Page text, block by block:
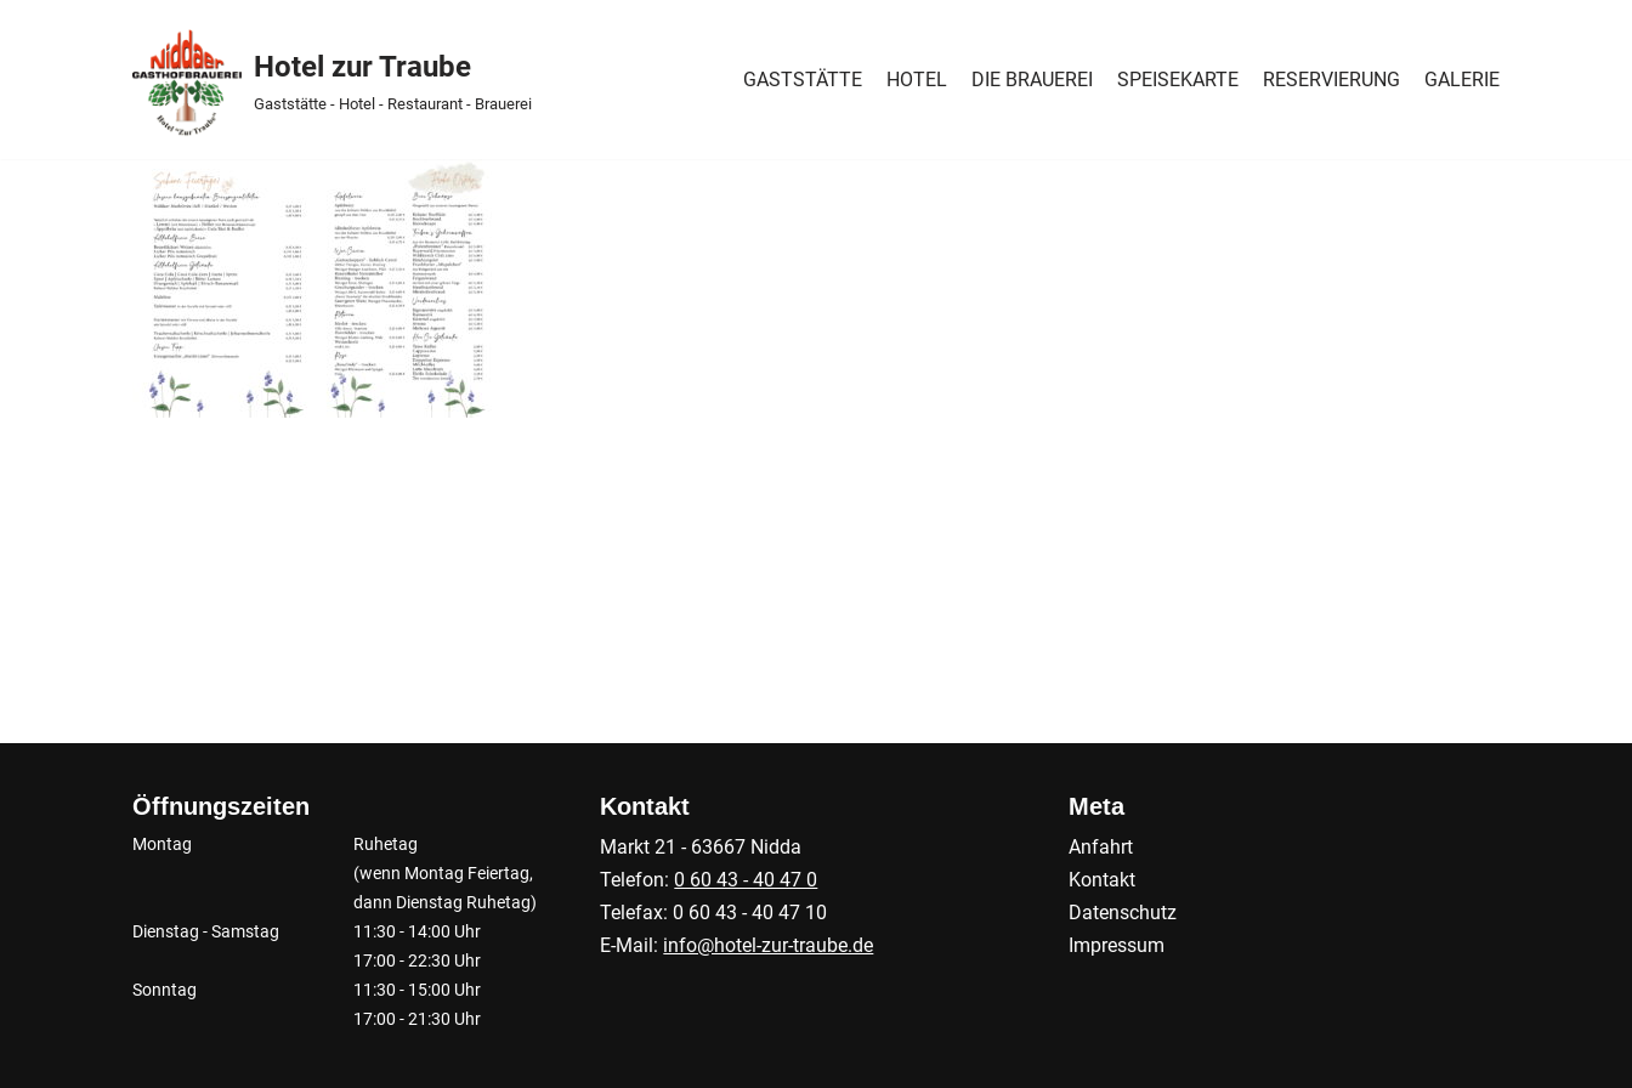
Hotel zur Traube
Gaststätte - Hotel - Restaurant - Brauerei
GASTSTÄTTE HOTEL DIE BRAUEREI SPEISEKARTE RESERVIERUNG GALERIE
Öffnungszeiten
Montag
Ruhetag
(wenn Montag Feiertag,
dann Dienstag Ruhetag)
Dienstag - Samstag
11:30 - 14:00 Uhr
17:00 - 22:30 Uhr
Sonntag
11:30 - 15:00 Uhr
17:00 - 21:30 Uhr
Kontakt
Markt 21 - 63667 Nidda
Telefon: 0 60 43 - 40 47 0
Telefax: 0 60 43 - 40 47 10
E-Mail: info@hotel-zur-traube.de
Meta
Anfahrt
Kontakt
Datenschutz
Impressum